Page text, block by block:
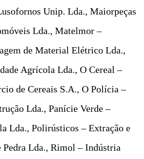
Unip. Lda., Maiorpeças
Lda., Matelmor –
de Material Elétrico Lda.,
Agrícola Lda., O Cereal –
de Cereais S.A., O Polícia –
Lda., Panície Verde –
Lda., Polirústicos – Extração e
Pedra Lda., Rimol – Indústria